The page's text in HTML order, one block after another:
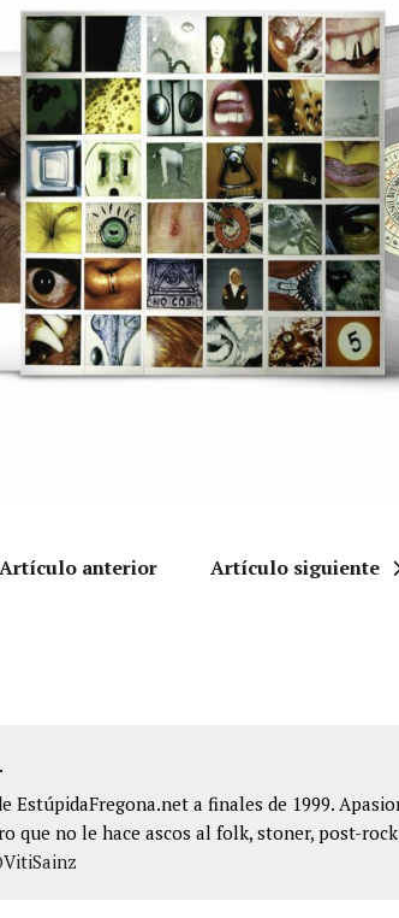
Artículo anterior Artículo siguiente
EstúpidaFregona.net a finales de 1999.
que no le hace ascos al folk, stoner, post-